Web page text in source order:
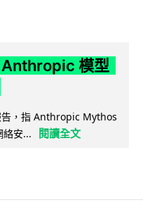
Anthropic 模型
告，指 Anthropic Mythos
絡安...
閱讀全文